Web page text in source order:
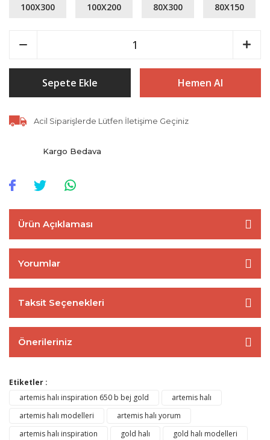
100X300 100X200 80X300 80X150
Sepete Ekle Hemen Al
Acil Siparişlerde Lütfen İletişime Geçiniz
Kargo Bedava
Ürün Açıklaması
Yorumlar
Taksit Seçenekleri
Önerileriniz
Etiketler :
artemis halı inspiration 650 b bej gold
artemis halı
artemis halı modelleri
artemis halı yorum
artemis halı inspiration
gold halı
gold halı modelleri